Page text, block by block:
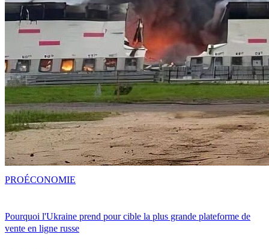
Pourquoi l'Ukraine prend pour cible la plus grande plateforme de
vente en ligne russe
PROÉCONOMIE